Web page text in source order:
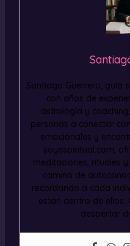
Santiago Guerrero, guía
con años de
astrología y
personas a conectar
emocionales y
soyespiritual.com,
meditaciones, rituales
camino de
recordando a cada
están dentro de ellos.
despertar